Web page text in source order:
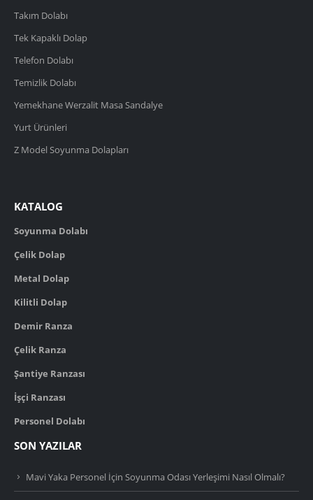
Takım Dolabı
Tek Kapaklı Dolap
Telefon Dolabı
Temizlik Dolabı
Yemekhane Werzalit Masa Sandalye
Yurt Ürünleri
Z Model Soyunma Dolapları
KATALOG
Soyunma Dolabı
Çelik Dolap
Metal Dolap
Kilitli Dolap
Demir Ranza
Çelik Ranza
Şantiye Ranzası
İşçi Ranzası
Personel Dolabı
SON YAZILAR
Mavi Yaka Personel İçin Soyunma Odası Yerleşimi Nasıl Olmalı?